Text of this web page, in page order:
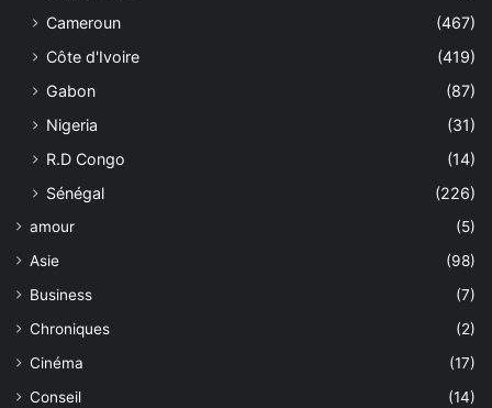
Cameroun
(467)
Côte d'Ivoire
(419)
Gabon
(87)
Nigeria
(31)
R.D Congo
(14)
Sénégal
(226)
amour
(5)
Asie
(98)
Business
(7)
Chroniques
(2)
Cinéma
(17)
Conseil
(14)